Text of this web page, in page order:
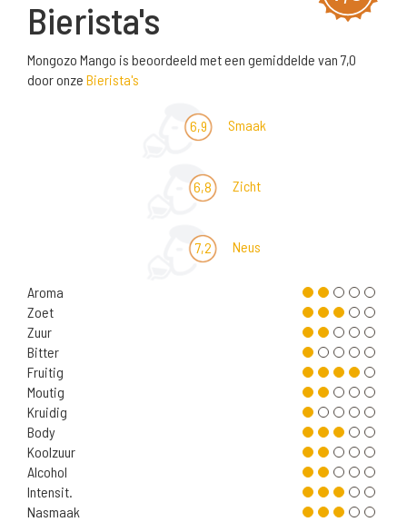
Bierista's
Mongozo Mango is beoordeeld met een gemiddelde van 7,0
door onze Bierista's
6,9 Smaak
6,8 Zicht
7,2 Neus
Aroma
Zoet
Zuur
Bitter
Fruitig
Moutig
Kruidig
Body
Koolzuur
Alcohol
Intensit.
Nasmaak